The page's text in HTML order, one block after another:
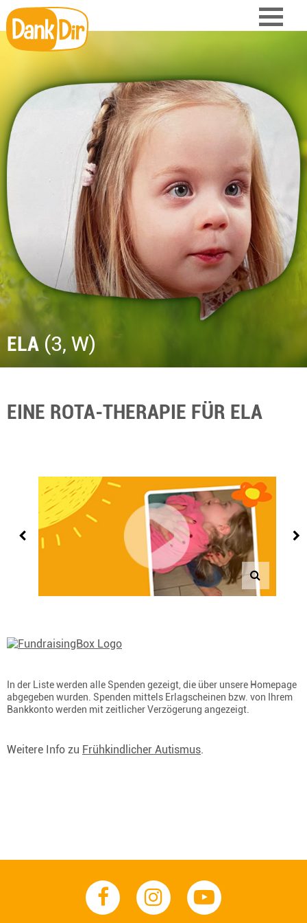
ELA (3, W)
EINE ROTA-THERAPIE FÜR ELA
In der Liste werden alle Spenden gezeigt, die über unsere Homepage
abgegeben wurden. Spenden mittels Erlagscheinen bzw. von Ihrem
Bankkonto werden mit zeitlicher Verzögerung angezeigt.
Weitere Info zu Frühkindlicher Autismus.